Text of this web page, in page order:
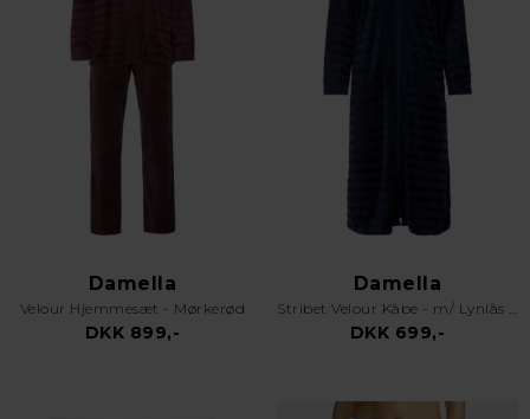
Damella
Velour Hjemmesæt - Mørkerød
DKK 899,-
Damella
Stribet Velour Kåbe - m/ Lynlås - Navy
DKK 699,-